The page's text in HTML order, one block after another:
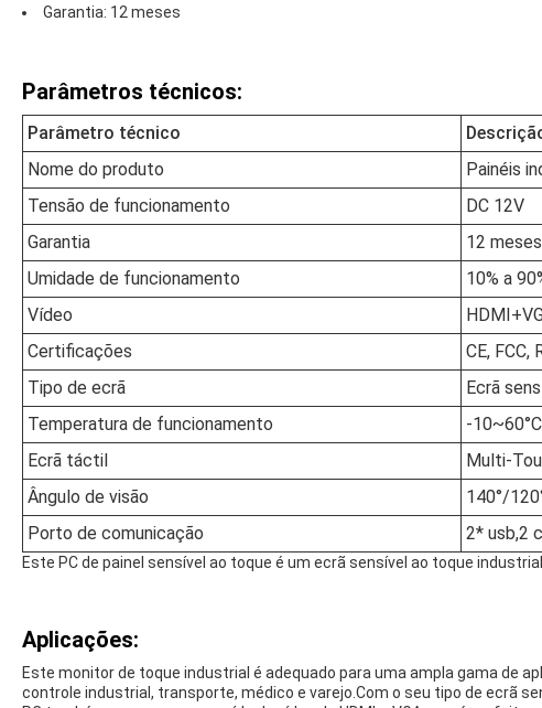
Garantia: 12 meses
Parâmetros técnicos:
Parâmetro técnico
Nome do produto
Painéis
Tensão de funcionamento
DC 12V
Garantia
12 meses
Umidade de funcionamento
10% a
Vídeo
Certificações
CE, FCC,
Tipo de ecrã
Ecrã
Temperatura de funcionamento
-
Ecrã táctil
Multi-
Ângulo de visão
140°/
Porto de comunicação
2* usb,2
Este PC de painel sensível ao toque é um ecrã sensível ao toque
Aplicações:
Este monitor de toque industrial é adequado para uma ampla gama de
controle industrial, transporte, médico e varejo.Com o seu tipo de ecrã